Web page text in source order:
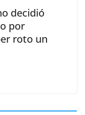
decidió
por
roto un